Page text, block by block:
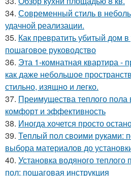
34. Современный стиль в
удачной реализации.
35. Как превратить убитый дом
пошаговое руководство
36. Эта 1-комнатная квартира -
как даже небольшое
стильно, изящно и легко.
37. Преимущества теплого пола
комфорт и эффективность
38. Иногда хочется просто
39. Теплый пол своими руками:
выбора материалов до
40. Установка водяного
пол: пошаговая инструкция